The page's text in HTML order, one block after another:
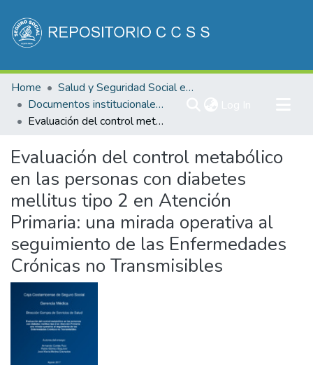
Communities & Collections
All of DSpace
Statistics
Home
Salud y Seguridad Social en Costa Rica
Documentos institucionales DDSS
Evaluación del control metabólico en las personas con diabetes mellitus tipo 2 en Atención Primaria: una mirada operativa al seguimiento de las Enfermedades Crónicas no Transmisibles
Evaluación del control metabólico
en las personas con diabetes
mellitus tipo 2 en Atención
Primaria: una mirada operativa al
seguimiento de las Enfermedades
Crónicas no Transmisibles